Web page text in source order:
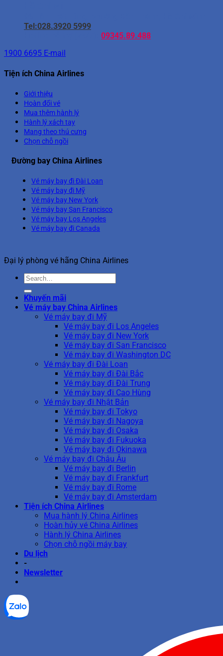
Tel:028.3920 5999
09345.89.488
1900 6695 E-mail
Tiện ích China Airlines
Giới thiệu
Hoàn đổi vé
Mua thêm hành lý
Hành lý xách tay
Mang theo thú cưng
Chọn chỗ ngồi
Đường bay China Airlines
Vé máy bay đi Đài Loan
Vé máy bay đi Mỹ
Vé máy bay New York
Vé máy bay San Francisco
Vé máy bay Los Angeles
Vé máy bay đi Canada
Đại lý phòng vé hãng China Airlines
Khuyến mãi
Vé máy bay China Airlines
Vé máy bay đi Mỹ
Vé máy bay đi Los Angeles
Vé máy bay đi New York
Vé máy bay đi San Francisco
Vé máy bay đi Washington DC
Vé máy bay đi Đài Loan
Vé máy bay đi Đài Bắc
Vé máy bay đi Đài Trung
Vé máy bay đi Cao Hùng
Vé máy bay đi Nhật Bản
Vé máy bay đi Tokyo
Vé máy bay đi Nagoya
Vé máy bay đi Osaka
Vé máy bay đi Fukuoka
Vé máy bay đi Okinawa
Vé máy bay đi Châu Âu
Vé máy bay đi Berlin
Vé máy bay đi Frankfurt
Vé máy bay đi Rome
Vé máy bay đi Amsterdam
Tiện ích China Airlines
Mua hành lý China Airlines
Hoàn hủy vé China Airlines
Hành lý China Airlines
Chọn chỗ ngồi máy bay
Du lịch
-
Newsletter